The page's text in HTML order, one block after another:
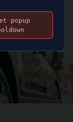
popup